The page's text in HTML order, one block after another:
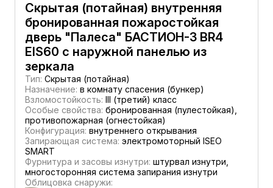
Скрытая (потайная) внутренняя
бронированная пожаростойкая
дверь "Палеса" БАСТИОН-3 BR4
EIS60 с наружной панелью из
зеркала
Тип: Скрытая (потайная)
Назначение: в комнату спасения (бункер)
Взломостойкость: III (третий) класс
Особые свойства: бронированная (пулестойкая),
противопожарная (огнестойкая)
Конфигурация: внутреннего открывания
Запирающая система: электромоторный ISEO
SMART
Фурнитура и засовы изнутри: штурвал изнутри,
многосторонняя система запирания изнутри
Облицовка снаружи: